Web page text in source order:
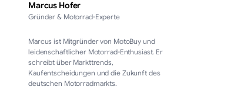
Marcus Hofer
Gründer & Motorrad-Experte
Marcus ist Mitgründer von MotoBuy und
leidenschaftlicher Motorrad-Enthusiast. Er
schreibt über Markttrends,
Kaufentscheidungen und die Zukunft des
deutschen Motorradmarkts.